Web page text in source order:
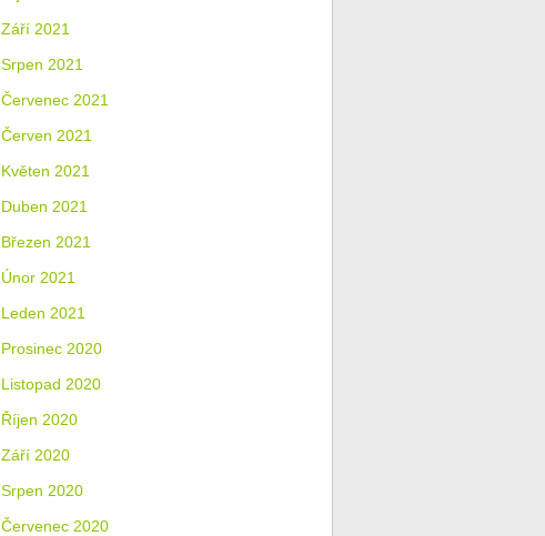
Září 2021
Srpen 2021
Červenec 2021
Červen 2021
Květen 2021
Duben 2021
Březen 2021
Únor 2021
Leden 2021
Prosinec 2020
Listopad 2020
Říjen 2020
Září 2020
Srpen 2020
Červenec 2020